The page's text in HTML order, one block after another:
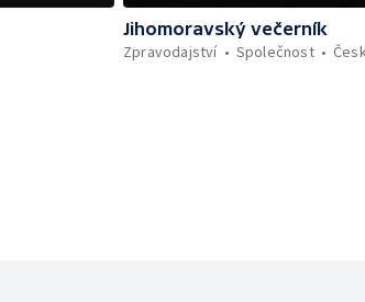
Jihomoravský večerník
Zpravodajství
Společnost